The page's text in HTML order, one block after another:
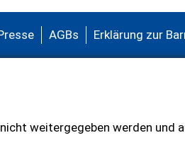
die
AGBs Erklärung zur
weitergegeben werden und